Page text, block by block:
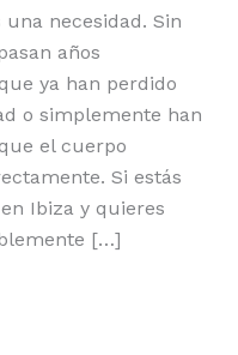
necesidad. Sin
años
ya han perdido
o simplemente han
el cuerpo
Si estás
Ibiza y quieres
[…]